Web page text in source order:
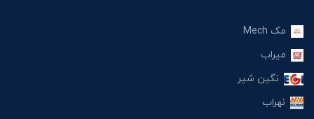
مک Mech
میراب
نگین شیر
نهراب